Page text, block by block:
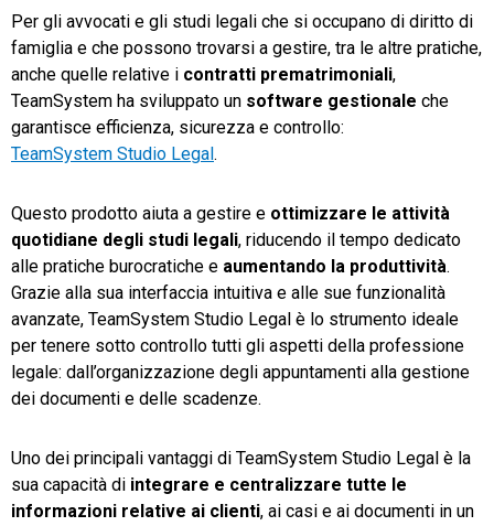
Per gli avvocati e gli studi legali che si occupano di diritto di
famiglia e che possono trovarsi a gestire, tra le altre pratiche,
anche quelle relative i contratti prematrimoniali,
TeamSystem ha sviluppato un software gestionale che
garantisce efficienza, sicurezza e controllo:
TeamSystem Studio Legal .
Questo prodotto aiuta a gestire e ottimizzare le attività
quotidiane degli studi legali, riducendo il tempo dedicato
alle pratiche burocratiche e aumentando la produttività.
Grazie alla sua interfaccia intuitiva e alle sue funzionalità
avanzate, TeamSystem Studio Legal è lo strumento ideale
per tenere sotto controllo tutti gli aspetti della professione
legale: dall’organizzazione degli appuntamenti alla gestione
dei documenti e delle scadenze.
Uno dei principali vantaggi di TeamSystem Studio Legal è la
sua capacità di integrare e centralizzare tutte le
informazioni relative ai clienti, ai casi e ai documenti in un